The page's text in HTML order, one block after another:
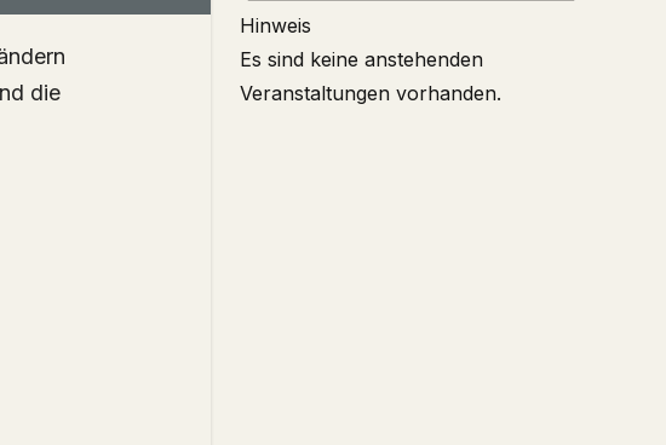
die
Hinweis
Es sind keine anstehenden
Veranstaltungen vorhanden.